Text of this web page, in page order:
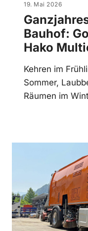
19. Mai 2026
Bauhof:
Hako
Kehren im
Sommer,
Räumen im